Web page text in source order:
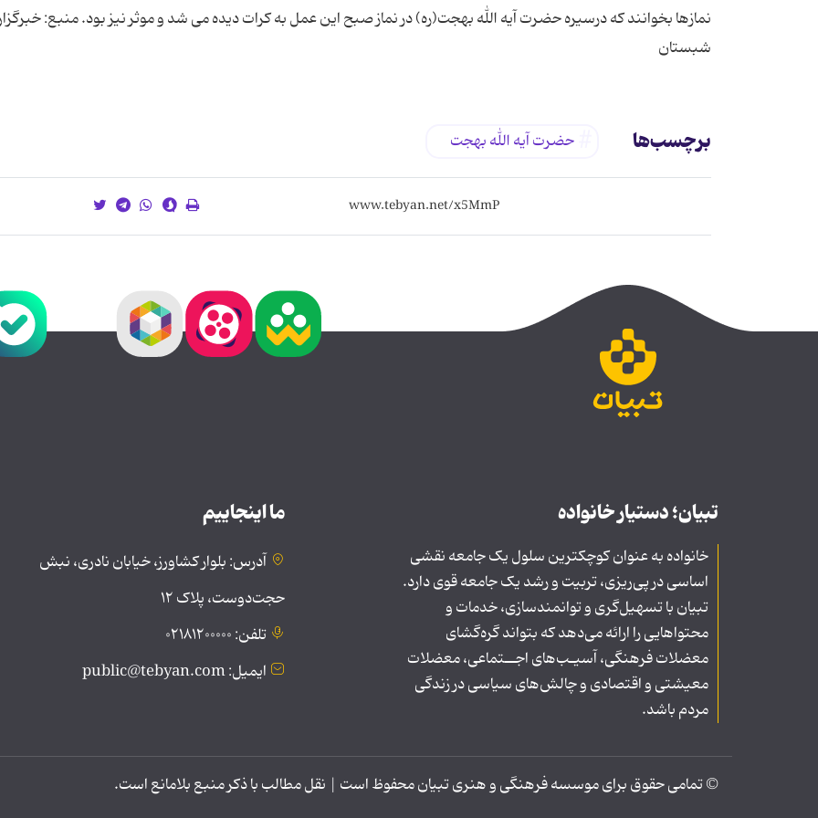
نمازها بخوانند که درسیره حضرت آیه الله بهجت(ره) در نماز صبح این عمل به کرات دیده می شد و موثر نیز بود. منبع:
شبستان
برچسب‌ها حضرت آیه الله بهجت
تبیان؛ دستیار خانواده
خانواده به عنوان کوچکترین سلول یک جامعه نقشی
اساسی در پی‌ریزی، تربیت و رشد یک جامعه قوی دارد.
تبیان با تسهیل‌گری و توانمندسازی، خدمات و
محتواهایی را ارائه می‌دهد که بتواند گره‌گشای
معضلات فرهنگی، آسیـب‌های اجــتماعی، معضلات
معیشتی و اقتصادی و چالش‌های سیاسی در زندگی
مردم باشد.
ما اینجاییم
آدرس: بلوار کشاورز، خیابان نادری، نبش
حجت‌دوست، پلاک ۱۲
تلفن: ۰۲۱۸۱۲۰۰۰۰۰
ایمیل: public@tebyan.com
© تمامی حقوق برای موسسه فرهنگی و هنری تبیان محفوظ است | نقل مطالب با ذکر منبع بلامانع است.